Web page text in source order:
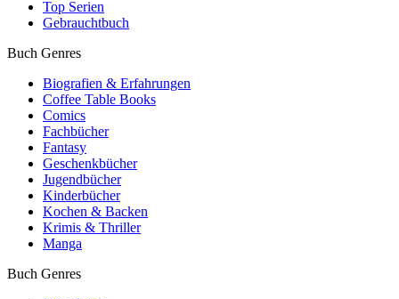
Top Serien
Gebrauchtbuch
Buch Genres
Biografien & Erfahrungen
Coffee Table Books
Comics
Fachbücher
Fantasy
Geschenkbücher
Jugendbücher
Kinderbücher
Kochen & Backen
Krimis & Thriller
Manga
Buch Genres